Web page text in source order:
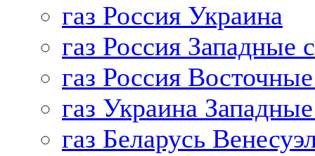
газ Россия Украина
газ Россия Западные
газ Россия
газ Украина
газ Беларусь